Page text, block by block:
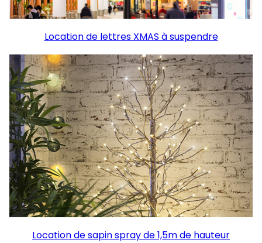
Location de lettres XMAS à suspendre
Location de sapin spray de 1,5m de hauteur